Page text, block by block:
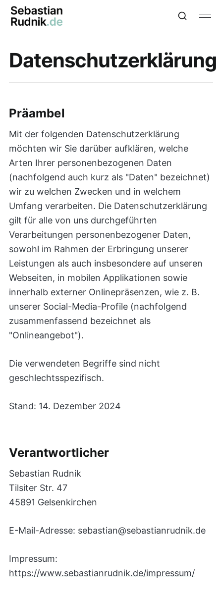
Datenschutzerklärung
Präambel
Mit der folgenden Datenschutzerklärung
möchten wir Sie darüber aufklären, welche
Arten Ihrer personenbezogenen Daten
(nachfolgend auch kurz als "Daten" bezeichnet)
wir zu welchen Zwecken und in welchem
Umfang verarbeiten. Die Datenschutzerklärung
gilt für alle von uns durchgeführten
Verarbeitungen personenbezogener Daten,
sowohl im Rahmen der Erbringung unserer
Leistungen als auch insbesondere auf unseren
Webseiten, in mobilen Applikationen sowie
innerhalb externer Onlinepräsenzen, wie z. B.
unserer Social-Media-Profile (nachfolgend
zusammenfassend bezeichnet als
"Onlineangebot").
Die verwendeten Begriffe sind nicht
geschlechtsspezifisch.
Stand: 14. Dezember 2024
Verantwortlicher
Sebastian Rudnik
Tilsiter Str. 47
45891 Gelsenkirchen
E-Mail-Adresse: sebastian@sebastianrudnik.de
Impressum:
https://www.sebastianrudnik.de/impressum/